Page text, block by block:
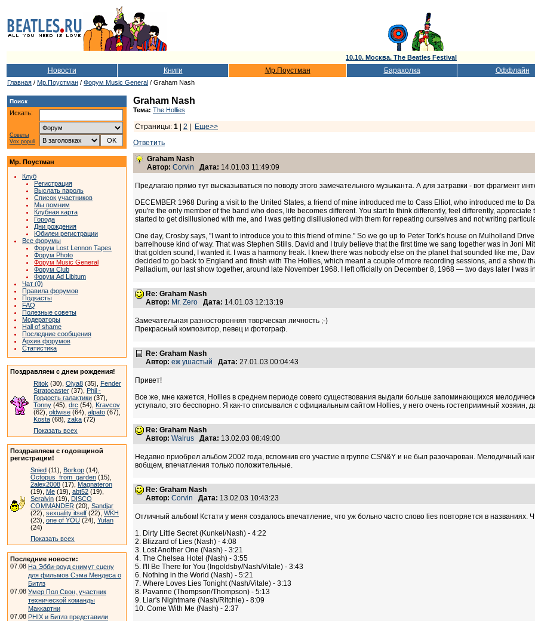
10.10. Москва. The Beatles Festival
Новости Книги Мр.Поустман Барахолка Оффлайн
Главная / Мр.Поустман / Форум Music General / Graham Nash
Поиск
Искать:
Советы
Vox populi
Мр. Поустман
Клуб
Регистрация
Выслать пароль
Список участников
Мы помним
Клубная карта
Города
Дни рождения
Юбилеи регистрации
Все форумы
Форум Lost Lennon Tapes
Форум Photo
Форум Music General
Форум Club
Форум Ad Libitum
Чат (0)
Правила форумов
Подкасты
FAQ
Полезные советы
Модераторы
Hall of shame
Последние сообщения
Архив форумов
Статистика
Поздравляем с днем рождения!
Ritok (30), Olya8 (35), Fender
Stratocaster (37), Phil -
Гордость галактики (37),
Tonny (45), drc (54), Kravcov
(62), oldwise (64), alpato (67),
Kosta (68), zaka (72)
Показать всех
Поздравляем с годовщиной
регистрации!
Snied (11), Borkop (14),
Octopus_from_garden (15),
2alex2008 (17), Magnateron
(19), Me (19), abt52 (19),
Seralvin (19), DISCO
COMMANDER (20), Sandjar
(22), sexuality itself (22), WKH
(23), one of YOU (24), Yutan
(24)
Показать всех
Последние новости:
07.08 На Эбби-роуд снимут сцену
для фильмов Сэма Мендеса о
Битлз
07.08 Умер Пол Свон, участник
технической команды
Маккартни
07.08 PHIX и Битлз представили
Graham Nash
Тема: The Hollies
Страницы: 1 2
Еще>>
Ответить
Graham Nash
Автор: Corvin Дата: 14.01.03 11:49:09
Предлагаю прямо тут высказываться по поводу этого замечательного музыканта. А для затравки - вот фрагмент
DECEMBER 1968 During a visit to the United States, a friend of mine introduced me to Cass Elliot, who introduced me to
you're the only member of the band who does, life becomes different. You start to think differently, feel differently,
started to get disillusioned with me, and I was getting disillusioned with them for repeating ourselves and not writing
One day, Crosby says, "I want to introduce you to this friend of mine." So we go up to Peter Tork's house on Mulholland
barrelhouse kind of way. That was Stephen Stills. David and I truly believe that the first time we sang together was in Joni
that golden sound, I wanted it. I was a harmony freak. I knew there was nobody else on the planet that sounded like me,
decided to go back to England and finish with The Hollies, which meant a couple of more recording sessions, and a show
Palladium, our last show together, around late November 1968. I left officially on December 8, 1968 — two days later I was
Re: Graham Nash
Автор: Mr. Zero Дата: 14.01.03 12:13:19
Замечательная разносторонняя творческая личность ;-)
Прекрасный композитор, певец и фотограф.
Re: Graham Nash
Автор: еж ушастый Дата: 27.01.03 00:04:43
Привет!
Все же, мне кажется, Hollies в среднем периоде совего существования выдали больше запоминающихся
уступало, это бесспорно. Я как-то списывался с официальным сайтом Hollies, у него очень гостеприимный хозяин,
Re: Graham Nash
Автор: Walrus Дата: 13.02.03 08:49:00
Недавно приобрел альбом 2002 года, вспомнив его участие в группе CSN&Y и не был разочарован. Мелодичный
вобщем, впечатления только положительные.
Re: Graham Nash
Автор: Corvin Дата: 13.02.03 10:43:23
Отличный альбом! Кстати у меня создалось впечатление, что уж больно часто слово lies повторяется в названиях.
1. Dirty Little Secret (Kunkel/Nash) - 4:22
2. Blizzard of Lies (Nash) - 4:08
3. Lost Another One (Nash) - 3:21
4. The Chelsea Hotel (Nash) - 3:55
5. I'll Be There for You (Ingoldsby/Nash/Vitale) - 3:43
6. Nothing in the World (Nash) - 5:21
7. Where Loves Lies Tonight (Nash/Vitale) - 3:13
8. Pavanne (Thompson/Thompson) - 5:13
9. Liar's Nightmare (Nash/Ritchie) - 8:09
10. Come With Me (Nash) - 2:37